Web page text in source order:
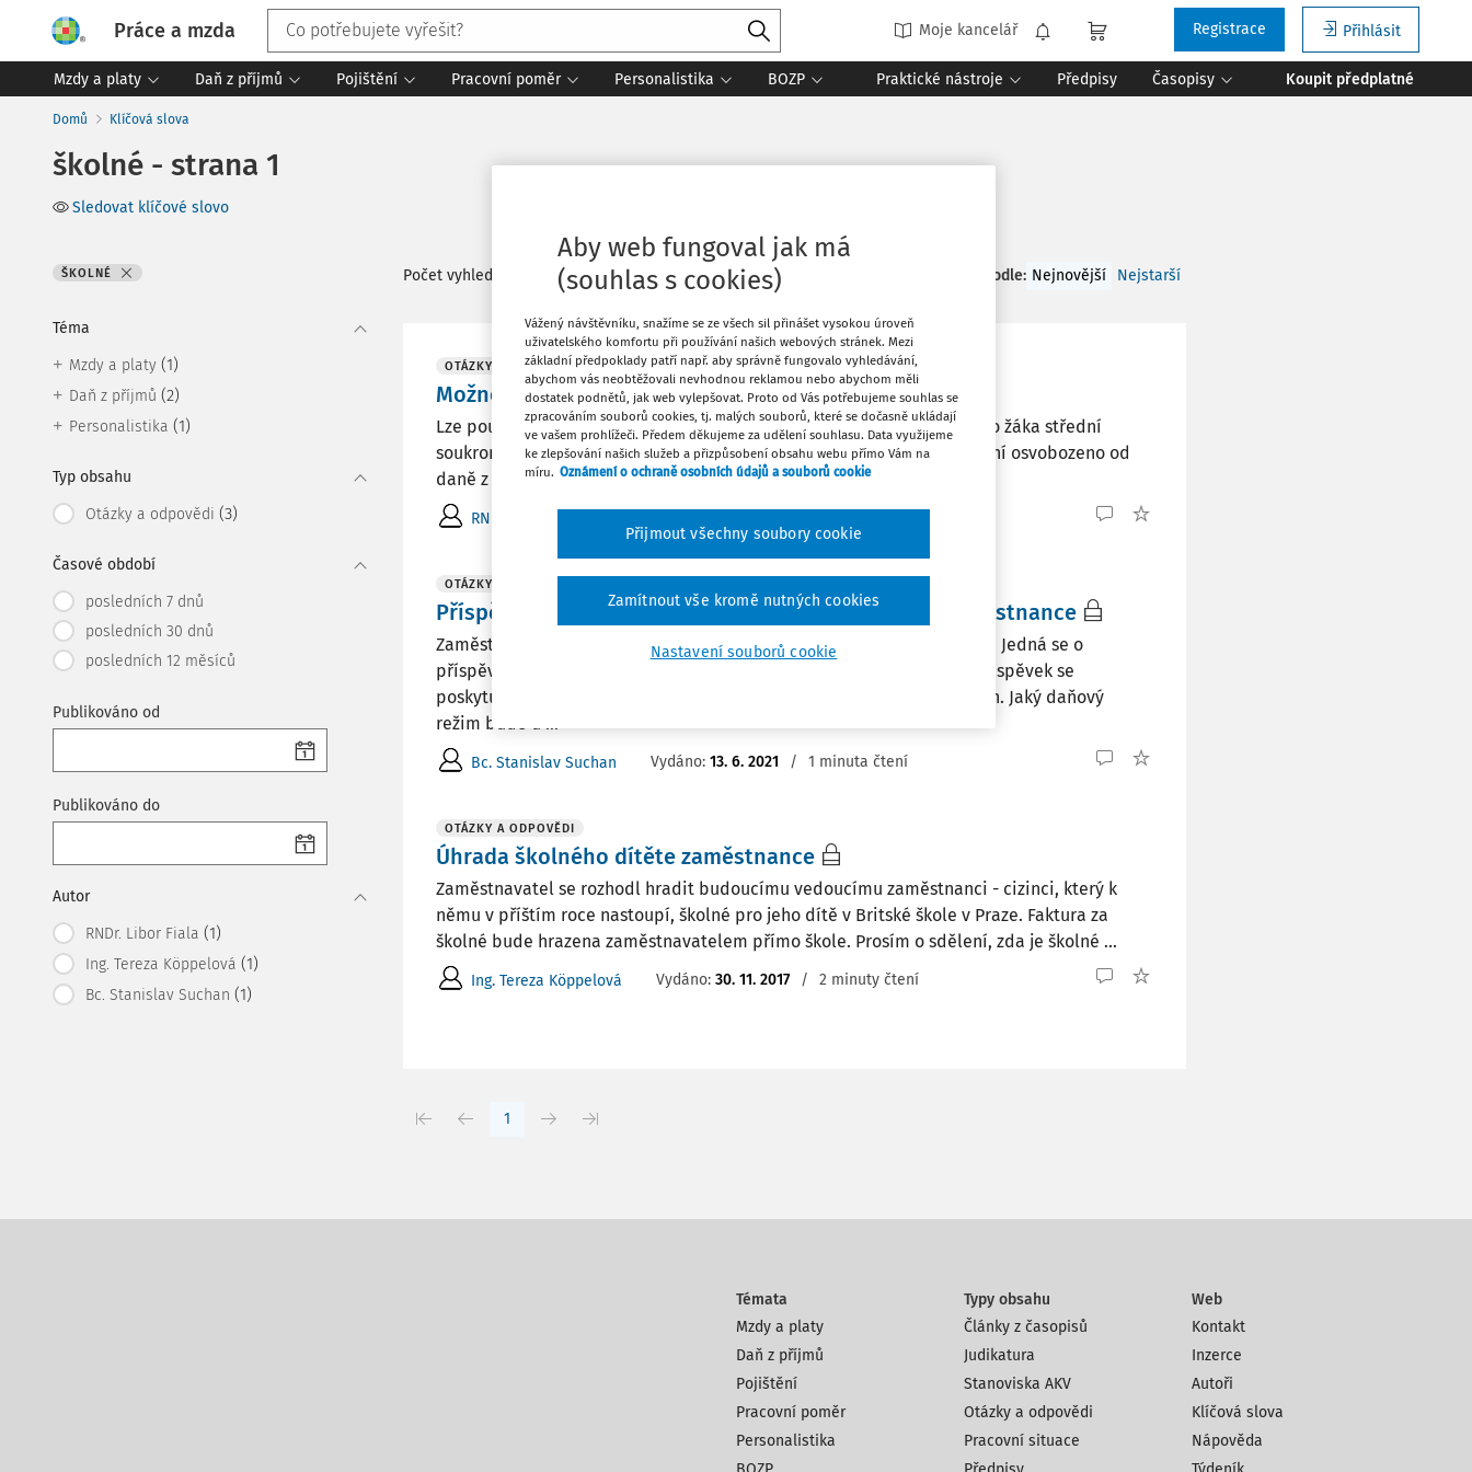
Práce a mzda Moje kancelář Přihlásit
Registrace
Mzdy a platy Daň z příjmů Pojištění Pracovní poměr Personalistika BOZP Praktické nástroje Předpisy Časopisy Koupit předplatné
Domů Klíčová slova
školné - strana 1
Sledovat klíčové slovo
ŠKOLNÉ
Téma
Mzdy a platy (1)
Daň z příjmů (2)
Personalistika (1)
Typ obsahu
Otázky a odpovědi (3)
Časové období
posledních 7 dnů
posledních 30 dnů
posledních 12 měsíců
Publikováno od
Publikováno do
Autor
RNDr. Libor Fiala (1)
Ing. Tereza Köppelová (1)
Bc. Stanislav Suchan (1)
Počet vyhledaných dokumentů: 3 Řadit podle: Nejnovější Nejstarší
OTÁZKY A ODPOVĚDI
Možnosti použití volnočasového benefitu
Lze použít zaměstnanecký volnočasový benefit na úhradu školného pro žáka střední
soukromé školy, jedná se o příbuzného zaměstnance? A je takové plnění osvobozeno od
daně z příjmu, odvodu SP a ZP při dodržení zákonných podmínek?
RNDr. Libor Fiala
OTÁZKY A ODPOVĚDI
Příspěvek zaměstnavatele na školné dítěte svého zaměstnance
Zaměstnavatel se rozhodl přispívat na školné dětí svých zaměstnanců. Jedná se o
příspěvek vždy poskytovaný bezhotovostně na účet příslušné školy. Příspěvek se
poskytuje na školné soukromých škol - základních, středních i vysokých. Jaký daňový
režim bude u ...
Bc. Stanislav Suchan Vydáno: 13. 6. 2021 / 1 minuta čtení
OTÁZKY A ODPOVĚDI
Úhrada školného dítěte zaměstnance
Zaměstnavatel se rozhodl hradit budoucímu vedoucímu zaměstnanci - cizinci, který k
němu v příštím roce nastoupí, školné pro jeho dítě v Britské škole v Praze. Faktura za
školné bude hrazena zaměstnavatelem přímo škole. Prosím o sdělení, zda je školné ...
Ing. Tereza Köppelová Vydáno: 30. 11. 2017 / 2 minuty čtení
1
Témata
Mzdy a platy
Daň z příjmů
Pojištění
Pracovní poměr
Personalistika
Typy obsahu
Články z časopisů
Judikatura
Stanoviska AKV
Otázky a odpovědi
Pracovní situace
Web
Kontakt
Inzerce
Autoři
Klíčová slova
Nápověda
Aby web fungoval jak má
(souhlas s cookies)
Vážený návštěvníku, snažíme se ze všech sil přinášet vysokou úroveň
uživatelského komfortu při používání našich webových stránek. Mezi
základní předpoklady patří např. aby správně fungovalo vyhledávání,
abychom vás neobtěžovali nevhodnou reklamou nebo abychom měli
dostatek podnětů, jak web vylepšovat. Proto od Vás potřebujeme souhlas se
zpracováním souborů cookies, tj. malých souborů, které se dočasně ukládají
ve vašem prohlížeči. Předem děkujeme za udělení souhlasu. Data využijeme
ke zlepšování našich služeb a přizpůsobení obsahu webu přímo Vám na
míru. Oznámení o ochraně osobních údajů a souborů cookie
Nastavení souborů cookie
Zamítnout vše kromě nutných cookies
Přijmout všechny soubory cookie